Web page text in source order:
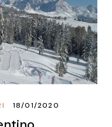
18/01/2020